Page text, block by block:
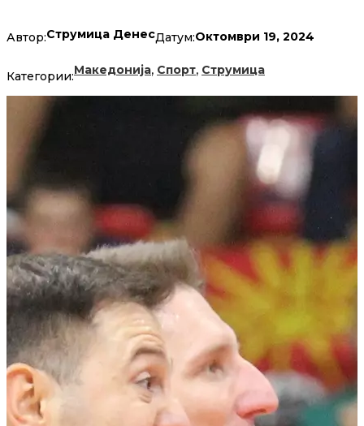
Автор:Струмица ДенесДатум:Октомври 19, 2024
Категории:Македонија, Спорт, Струмица